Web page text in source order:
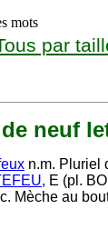
mots
par
neuf
n.m. Pluriel
E (pl.
Mèche au